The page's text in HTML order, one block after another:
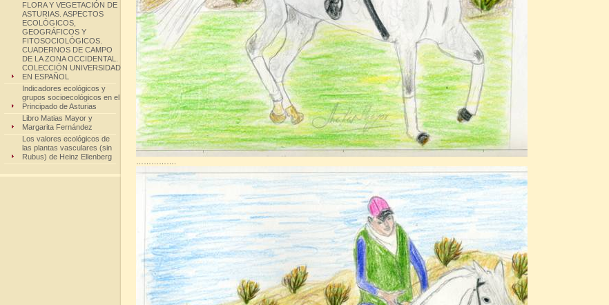
FLORA Y VEGETACIÓN DE
ASTURIAS. ASPECTOS
ECOLÓGICOS,
GEOGRÁFICOS Y
FITOSOCIOLÓGICOS.
CUADERNOS DE CAMPO
DE LA ZONA OCCIDENTAL.
COLECCIÓN UNIVERSIDAD
EN ESPAÑOL
Indicadores ecológicos y
grupos socioecológicos en el
Principado de Asturias
Libro Matias Mayor y
Margarita Fernández
Los valores ecológicos de
las plantas vasculares (sin
Rubus) de Heinz Ellenberg